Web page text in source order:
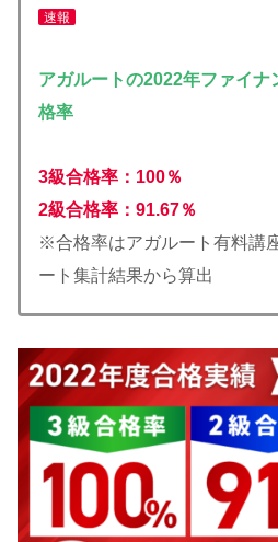
速報
アガルートの2022年ファイナ
格率
3級合格率：100％
2級合格率：91.67％
※合格率はアガルート有料講
ート集計結果から算出